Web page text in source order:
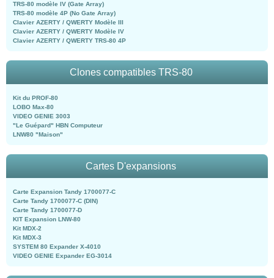
TRS-80 modèle IV (Gate Array)
TRS-80 modèle 4P (No Gate Array)
Clavier AZERTY / QWERTY Modèle III
Clavier AZERTY / QWERTY Modèle IV
Clavier AZERTY / QWERTY TRS-80 4P
Clones compatibles TRS-80
Kit du PROF-80
LOBO Max-80
VIDEO GENIE 3003
"Le Guépard" HBN Computeur
LNW80 "Maison"
Cartes D'expansions
Carte Expansion Tandy 1700077-C
Carte Tandy 1700077-C (DIN)
Carte Tandy 1700077-D
KIT Expansion LNW-80
Kit MDX-2
Kit MDX-3
SYSTEM 80 Expander X-4010
VIDEO GENIE Expander EG-3014